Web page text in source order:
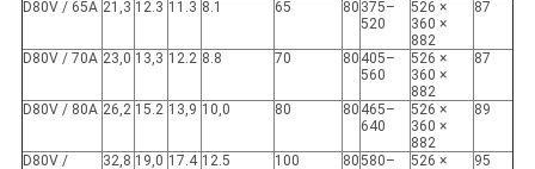
D80V / 65A 21,3 12.3 11.3 8.1 65 80 375–
520
526 ×
360 ×
882
87
D80V / 70A 23,0 13,3 12.2 8.8 70 80 405–
560
526 ×
360 ×
882
87
D80V / 80A 26,2 15.2 13,9 10,0 80 80 465–
640
526 ×
360 ×
882
89
D80V / 32,8 19,0 17.4 12.5 100 80580– 526 × 95